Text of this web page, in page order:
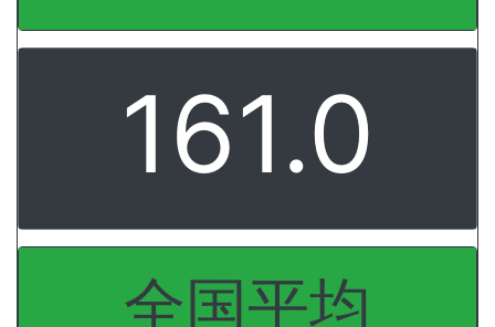
161.0
全国平均